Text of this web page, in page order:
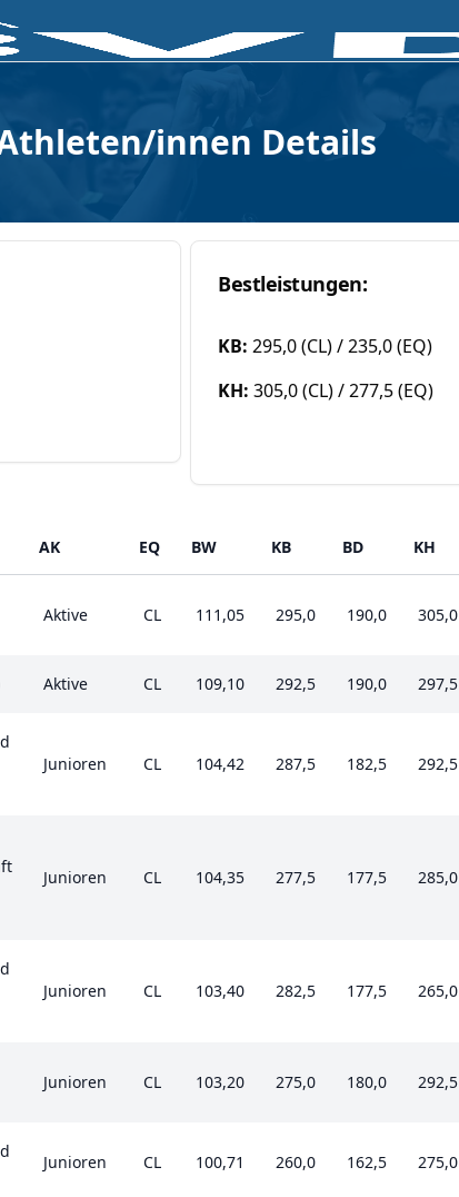
innen Details
Bestleistungen:
KB: 295,0 (CL) / 235,0 (EQ)
KH: 305,0 (CL) / 277,5 (EQ)
AK EQ BW KB BD KH
Aktive CL 111,05 295,0 190,0 305,0
Aktive CL 109,10 292,5 190,0 297,5
Junioren CL 104,42 287,5 182,5 292,5
Junioren CL 104,35 277,5 177,5 285,0
Junioren CL 103,40 282,5 177,5 265,0
Junioren CL 103,20 275,0 180,0 292,5
Junioren CL 100,71 260,0 162,5 275,0